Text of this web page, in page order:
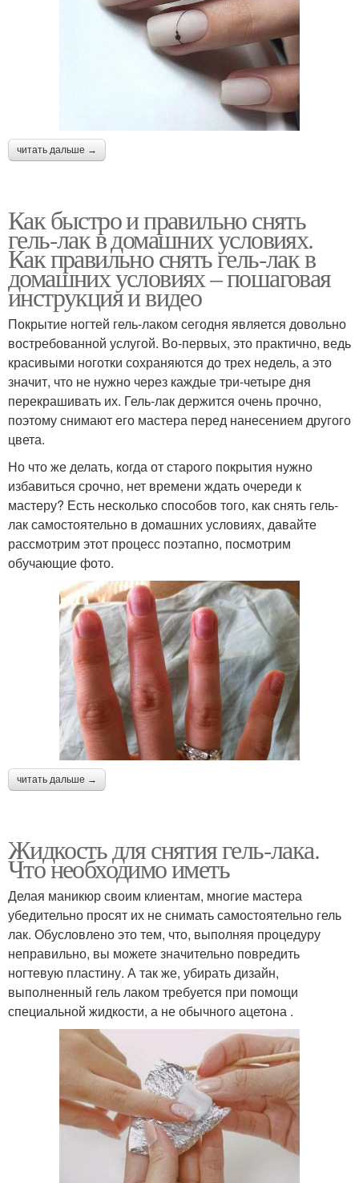
читать дальше →
Как быстро и правильно снять
гель-лак в домашних условиях.
Как правильно снять гель-лак в
домашних условиях – пошаговая
инструкция и видео
Покрытие ногтей гель-лаком сегодня является довольно
востребованной услугой. Во-первых, это практично, ведь
красивыми ноготки сохраняются до трех недель, а это
значит, что не нужно через каждые три-четыре дня
перекрашивать их. Гель-лак держится очень прочно,
поэтому снимают его мастера перед нанесением другого
цвета.
Но что же делать, когда от старого покрытия нужно
избавиться срочно, нет времени ждать очереди к
мастеру? Есть несколько способов того, как снять гель-
лак самостоятельно в домашних условиях, давайте
рассмотрим этот процесс поэтапно, посмотрим
обучающие фото.
читать дальше →
Жидкость для снятия гель-лака.
Что необходимо иметь
Делая маникюр своим клиентам, многие мастера
убедительно просят их не снимать самостоятельно гель
лак. Обусловлено это тем, что, выполняя процедуру
неправильно, вы можете значительно повредить
ногтевую пластину. А так же, убирать дизайн,
выполненный гель лаком требуется при помощи
специальной жидкости, а не обычного ацетона .